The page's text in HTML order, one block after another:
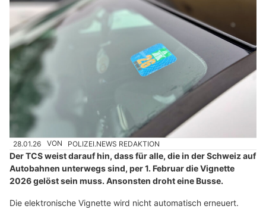
28.01.26 VON POLIZEI.NEWS REDAKTION
Der TCS weist darauf hin, dass für alle, die in der Schweiz auf
Autobahnen unterwegs sind, per 1. Februar die Vignette
2026 gelöst sein muss. Ansonsten droht eine Busse.
Die elektronische Vignette wird nicht automatisch erneuert.